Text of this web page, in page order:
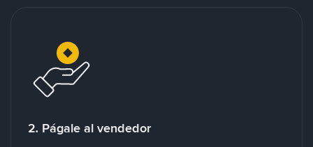
2. Págale al vendedor